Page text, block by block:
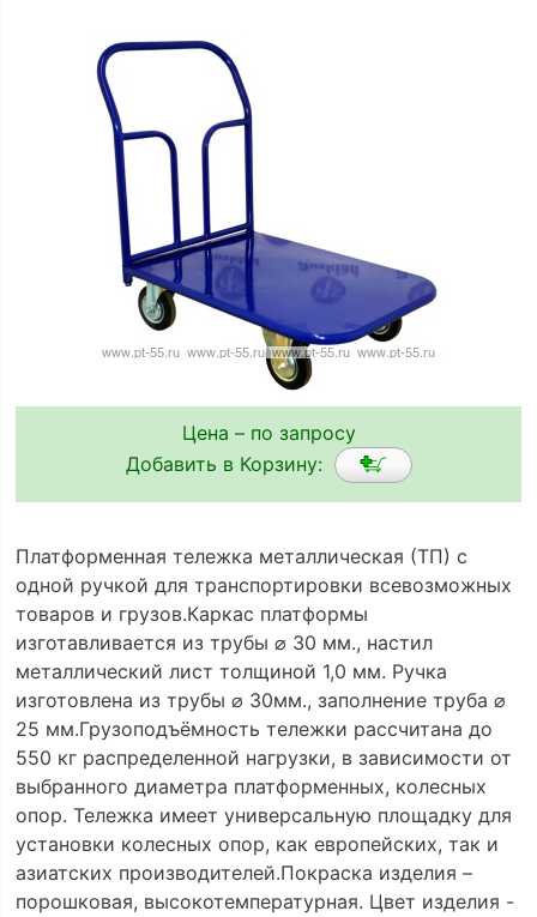
Цена – по запросу
Добавить в Корзину:
Платформенная тележка металлическая (ТП) с
одной ручкой для транспортировки всевозможных
товаров и грузов.Каркас платформы
изготавливается из трубы ⌀ 30 мм., настил
металлический лист толщиной 1,0 мм. Ручка
изготовлена из трубы ⌀ 30мм., заполнение труба ⌀
25 мм.Грузоподъёмность тележки рассчитана до
550 кг распределенной нагрузки, в зависимости от
выбранного диаметра платформенных, колесных
опор. Тележка имеет универсальную площадку для
установки колесных опор, как европейских, так и
азиатских производителей.Покраска изделия –
порошковая, высокотемпературная. Цвет изделия -